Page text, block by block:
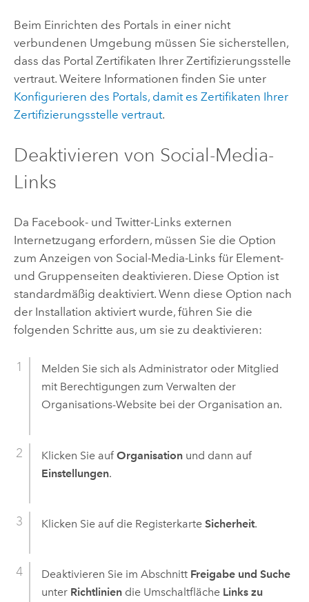
Beim Einrichten des Portals in einer nicht
verbundenen Umgebung müssen Sie sicherstellen,
dass das Portal Zertifikaten Ihrer Zertifizierungsstelle
vertraut. Weitere Informationen finden Sie unter
Konfigurieren des Portals, damit es Zertifikaten Ihrer
Zertifizierungsstelle vertraut.
Deaktivieren von Social-Media-
Links
Da Facebook- und Twitter-Links externen
Internetzugang erfordern, müssen Sie die Option
zum Anzeigen von Social-Media-Links für Element-
und Gruppenseiten deaktivieren. Diese Option ist
standardmäßig deaktiviert. Wenn diese Option nach
der Installation aktiviert wurde, führen Sie die
folgenden Schritte aus, um sie zu deaktivieren:
Melden Sie sich als Administrator oder Mitglied
mit Berechtigungen zum Verwalten der
Organisations-Website bei der Organisation an.
Klicken Sie auf Organisationund dann auf
Einstellungen.
Klicken Sie auf die Registerkarte Sicherheit.
Deaktivieren Sie im Abschnitt Freigabe und Suche
unter Richtliniendie Umschaltfläche Links zu